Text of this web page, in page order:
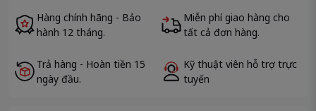
Hàng chính hãng - Bảo
hành 12 tháng.
Miễn phí giao hàng cho
tất cả đơn hàng.
Trả hàng - Hoàn tiền 15
ngày đầu.
Kỹ thuật viên hỗ trợ trực
tuyến